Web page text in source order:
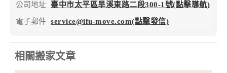
公司地址 臺中市太平區旱溪東路二段300-1號(點擊導航)
電子郵件 service@ifu-move.com(點擊發信)
相關搬家文章